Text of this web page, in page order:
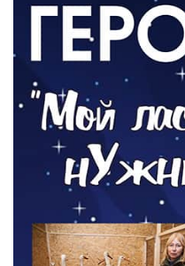
Новый настил на
05.08.2026